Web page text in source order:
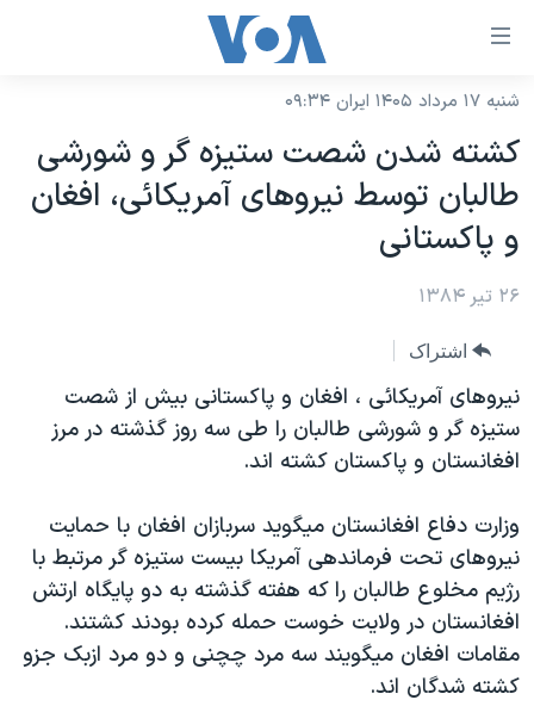
لینکهای
دسترسی
جهش
محتوای
اصلی
به
صفحه
جهش
به
جستجو
نسخه سبک وب‌سایت
موضوع ها
ایران
آمریکا
جهان
ورزشی
گزیده‌ها
ویژه برنامه‌ها
ویدیوها
فرهنگ و زندگی
حقوق شهروندی
اقتصادی
علم و فناوری
برنامه های تلویزیونی
جدول برنامه ها
صفحه‌های ویژه
جام جهانی ۲۰۲۶
عملیات خشم حماسی
۲۵۰سالگی آمریکا
بایگانی برنامه‌های تلویزیونی
مستندها
انتخابات ریاست جمهوری آمریکا ۲۰۲۴
حمله جمهوری اسلامی به اسرائیل
رمز مهسا
فرکانس‌های صدای آمریکا
پخش رادیویی
دنبال کنید
شنبه ۱۷ مرداد ۱۴۰۵ ایران ۰۹:۳۴
کشته شدن شصت ستيزه گر و شورشی
طالبان توسط نيروهای آمريکائی، افغان
و پاکستانی
۲۶ تیر ۱۳۸۴
اشتراک
نيروهای آمريکائی ، افغان و پاکستانی بيش از شصت
ستيزه گر و شورشی طالبان را طی سه روز گذشته در مرز
افغانستان و پاکستان کشته اند.
وزارت دفاع افغانستان ميگويد سربازان افغان با حمايت
نيروهای تحت فرماندهی آمريکا بيست ستيزه گر مرتبط با
رژيم مخلوع طالبان را که هفته گذشته به دو پايگاه ارتش
افغانستان در ولايت خوست حمله کرده بودند کشتند.
مقامات افغان ميگويند سه مرد چچنی و دو مرد ازبک جزو
کشته شدگان اند.